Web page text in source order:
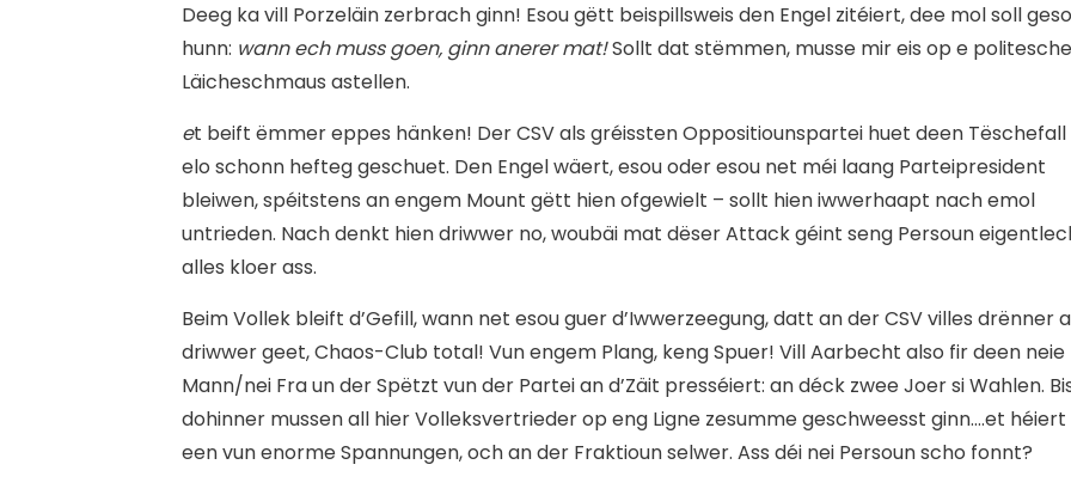
Deeg ka vill Porzeläin zerbrach ginn! Esou gëtt beispillsweis den Engel zitéiert, dee mol soll
hunn: wann ech muss goen, ginn anerer mat!Sollt dat stëmmen, musse mir eis op e politesche
Läicheschmaus astellen.
et beift ëmmer eppes hänken! Der CSV als gréissten Oppositiounspartei huet deen Tëschefall
elo schonn hefteg geschuet. Den Engel wäert, esou oder esou net méi laang Parteipresident
bleiwen, spéitstens an engem Mount gëtt hien ofgewielt – sollt hien iwwerhaapt nach emol
untrieden. Nach denkt hien driwwer no, woubäi mat dëser Attack géint seng Persoun
alles kloer ass.
Beim Vollek bleift d’Gefill, wann net esou guer d’Iwwerzeegung, datt an der CSV villes drënner
driwwer geet, Chaos-Club total! Vun engem Plang, keng Spuer! Vill Aarbecht also fir deen neie
Mann/nei Fra un der Spëtzt vun der Partei an d’Zäit presséiert: an déck zwee Joer si Wahlen.
dohinner mussen all hier Volleksvertrieder op eng Ligne zesumme geschweesst ginn….et héiert
een vun enorme Spannungen, och an der Fraktioun selwer. Ass déi nei Persoun scho fonnt?